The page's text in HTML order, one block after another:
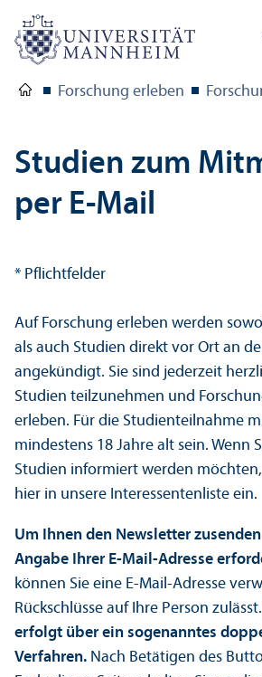
Forschung erleben
Studien zum
per E-Mail
* Pflichtfelder
Auf Forschung erleben werden
als auch Studien direkt vor Ort an
angekündigt. Sie sind jederzeit
Studien teilzunehmen und
erleben. Für die Studien­teilnahme
mindestens 18 Jahre alt sein. Wenn
Studien informiert werden
hier in unsere Interessentenliste ein.
Um Ihnen den Newsletter
Angabe Ihrer E-Mail-Adresse
können Sie eine E-Mail-Adresse
Rückschlüsse auf Ihre Person zulässt.
erfolgt über ein sogenanntes
Verfahren. Nach Betätigen des